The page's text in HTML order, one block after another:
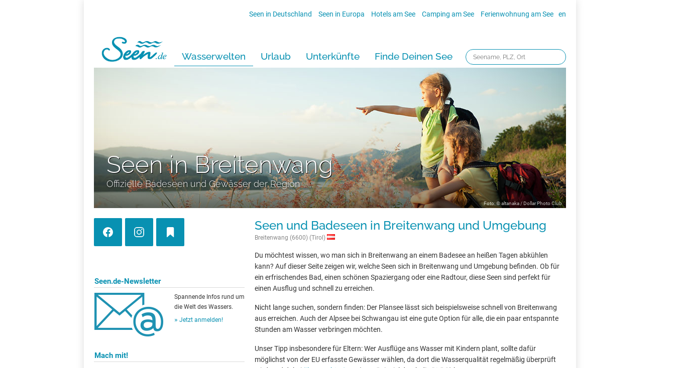
Seen in Deutschland Seen in Europa Hotels am See Camping am See Ferienwohnung am See en
Wasserwelten Urlaub Unterkünfte Finde Deinen See
Seen in Breitenwang
Offizielle Badeseen und Gewässer der Region
Foto: © altanaka / Dollar Photo Club
Seen.de-Newsletter
Spannende Infos rund um
die Welt des Wassers.
Jetzt anmelden!
Mach mit!
Seen und Badeseen in Breitenwang und Umgebung
Breitenwang (6600) (Tirol)
Du möchtest wissen, wo man sich in Breitenwang an einem Badesee an heißen Tagen abkühlen
kann? Auf dieser Seite zeigen wir, welche Seen sich in Breitenwang und Umgebung befinden. Ob für
ein erfrischendes Bad, einen schönen Spaziergang oder eine Radtour, diese Seen sind perfekt für
einen Ausflug und schnell zu erreichen.
Nicht lange suchen, sondern finden: Der Plansee lässt sich beispielsweise schnell von Breitenwang
aus erreichen. Auch der Alpsee bei Schwangau ist eine gute Option für alle, die ein paar entspannte
Stunden am Wasser verbringen möchten.
Unser Tipp insbesondere für Eltern: Wer Ausflüge ans Wasser mit Kindern plant, sollte dafür
möglichst von der EU erfasste Gewässer wählen, da dort die Wasserqualität regelmäßig überprüft